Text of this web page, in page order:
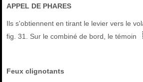
APPEL DE PHARES
Ils s'obtiennent en tirant le levier vers le
fig. 31. Sur le combiné de bord, le témoin
Feux clignotants